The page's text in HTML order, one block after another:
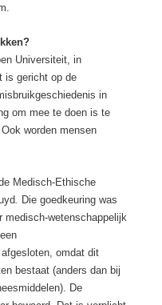
Universiteit, in
is gericht op de
in
om mee te doen is te
worden mensen
Medisch-Ethische
. Die goedkeuring was
medisch-wetenschappelijk
omdat dit
bestaat (anders dan bij
De